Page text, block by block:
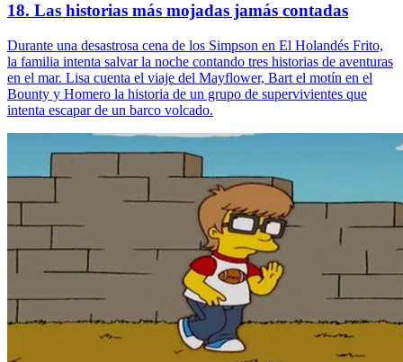
18. Las historias más mojadas jamás contadas
Durante una desastrosa cena de los Simpson en El Holandés Frito,
la familia intenta salvar la noche contando tres historias de aventuras
en el mar. Lisa cuenta el viaje del Mayflower, Bart el motín en el
Bounty y Homero la historia de un grupo de supervivientes que
intenta escapar de un barco volcado.